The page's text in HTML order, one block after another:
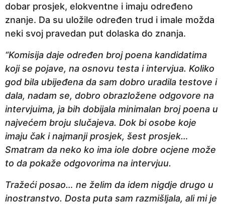
dobar prosjek, elokventne i imaju određeno
znanje. Da su uložile određen trud i imale možda
neki svoj pravedan put dolaska do znanja.
“Komisija daje određen broj poena kandidatima
koji se pojave, na osnovu testa i intervjua. Koliko
god bila ubijeđena da sam dobro uradila testove i
dala, nadam se, dobro obrazložene odgovore na
intervjuima, ja bih dobijala minimalan broj poena u
najvećem broju slučajeva. Dok bi osobe koje
imaju čak i najmanji prosjek, šest prosjek…
Smatram da neko ko ima iole dobre ocjene može
to da pokaže odgovorima na intervjuu.
Tražeći posao… ne želim da idem nigdje drugo u
inostranstvo. Dosta puta sam razmišljala, ali mi je